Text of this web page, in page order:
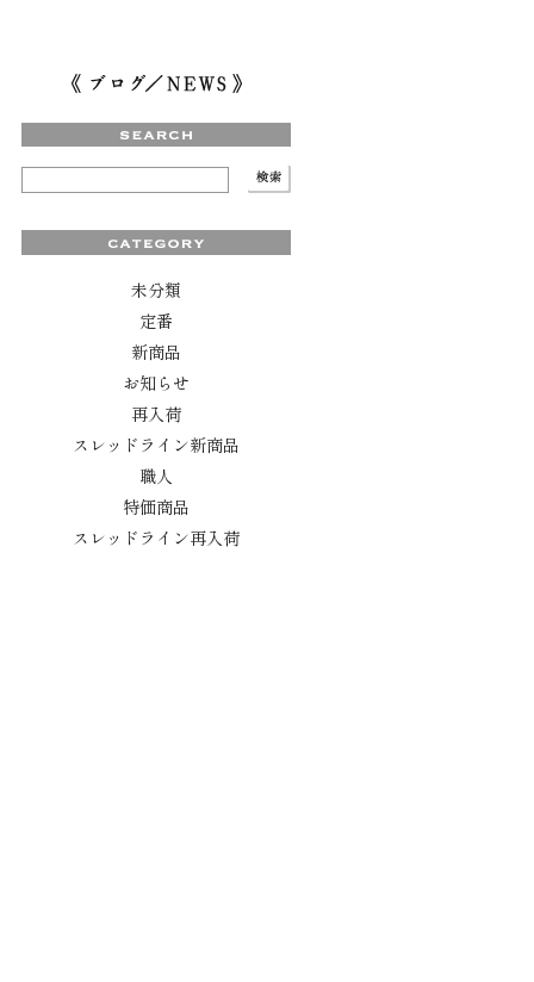
未分類
定番
新商品
お知らせ
再入荷
スレッドライン新商品
職人
特価商品
スレッドライン再入荷